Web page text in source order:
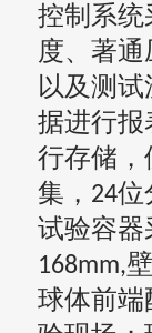
控制系统
度、著
以及测
据进行报
行存储，
集， 24位
试验容器
168mm,
球体前端